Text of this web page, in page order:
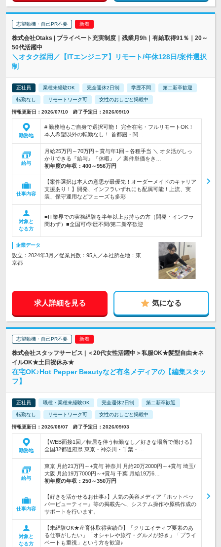
志望動機・自己PR不要
株式会社Otaks | プライベート充実制度｜残業月9h｜有給取得91％｜20～
50代活躍中
＼オタク採用／【ITエンジニア】リモート/年休128日/案件選択
制
正社員 業種未経験OK 完全週休2日制 学歴不問 第二新卒歓迎
転勤なし リモートワーク可 女性のおしごと掲載中
情報更新日：2026/07/10 終了予定日：2026/09/10
勤務地
# 勤務地もご自身で選択可能！ 完全在宅・フルリモートOK！
本人希望以外の転勤なし！ 首都圏・関…
給与
月給25万円～70万円＋賞与年1回＋各種手当 ＼ オタ活がしっ
かりできる『給与』『休暇』 ／ 案件単価をき…
初年度の年収： 400～956万円
仕事内容
【案件選択は本人の意思が最優先！オーダーメイドのキャリア
支援あり！】開発、インフラいずれにも配属可能！上流、実
装、保守運用などフェーズも多彩
対象と
なる方
■IT業界での実務経験を半年以上お持ちの方（開発・インフラ
問わず）■全国可/学歴不問/第二新卒歓迎
企業データ
設立：2024年3月／従業員数：95人／本社所在地：東
京都
求人詳細を見る 気になる
志望動機・自己PR不要
株式会社スタッフサービス | ＜20代女性活躍中＞私服OK★髪型自由★ネ
イルOK★土日祝休み★
在宅OK♪Hot Pepper Beautyなど有名メディアの【編集スタッ
フ】
正社員 職種・業種未経験OK 完全週休2日制 第二新卒歓迎
転勤なし リモートワーク可 女性のおしごと掲載中
情報更新日：2026/08/07 終了予定日：2026/09/03
勤務地
【WEB面接1回／転居を伴う転勤なし／好きな場所で働ける】
全国32都道府県 東京・神奈川・千葉・…
給与
東京 月給21万円～+賞与 神奈川 月給20万2000円～+賞与 埼玉/
大阪 月給19万7000円～+賞与 千葉 月給19万6…
初年度の年収： 250～350万円
仕事内容
【好きを活かせるお仕事♪】人気の美容メディア『ホットペッ
パービューティー』等の掲載先へ、システム操作や原稿作成の
サポートを行います。
対象と
なる方
【未経験OK★産育休取得実績◎】「クリエイティブ要素のあ
る仕事がしたい」「オシャレや旅行・グルメが好き」「プライ
ベートも重視」という方を歓迎♪